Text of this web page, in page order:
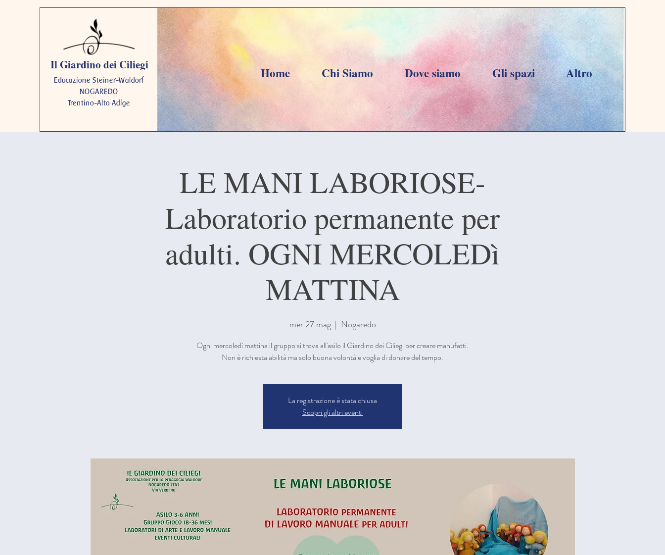
Il Giardino dei Ciliegi
Educazione Steiner-Waldorf
NOGAREDO
Trentino-Alto Adige
Home Chi Siamo Dove siamo Gli spazi Altro
LE MANI LABORIOSE-
Laboratorio permanente per
adulti. OGNI MERCOLEDì
MATTINA
mer 27 mag
  |
Nogaredo
Ogni mercoledì mattina il gruppo si trova all'asilo il Giardino dei Ciliegi per creare manufatti.
Non è richiesta abilità ma solo buona volontà e voglia di donare del tempo.
La registrazione è stata chiusa
Scopri gli altri eventi